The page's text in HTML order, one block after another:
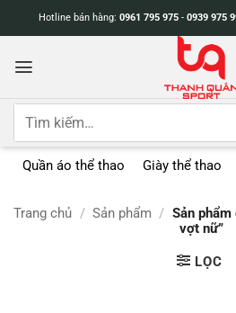
dung
Hotline bán hàng: 0961 795 975 - 0939 975
Tìm
Quần áo thể thao Giày thể thao
Trang chủ / Sản phẩm / Sản phẩm
vợt nữ”
LỌC